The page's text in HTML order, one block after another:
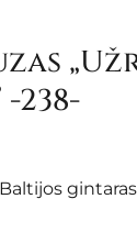
238-